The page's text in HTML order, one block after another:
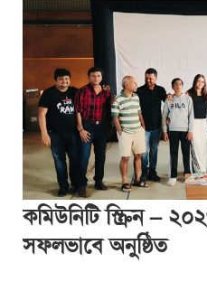
কমিউনিটি স্ক্রিন –
সফলভাবে অনুষ্ঠিত